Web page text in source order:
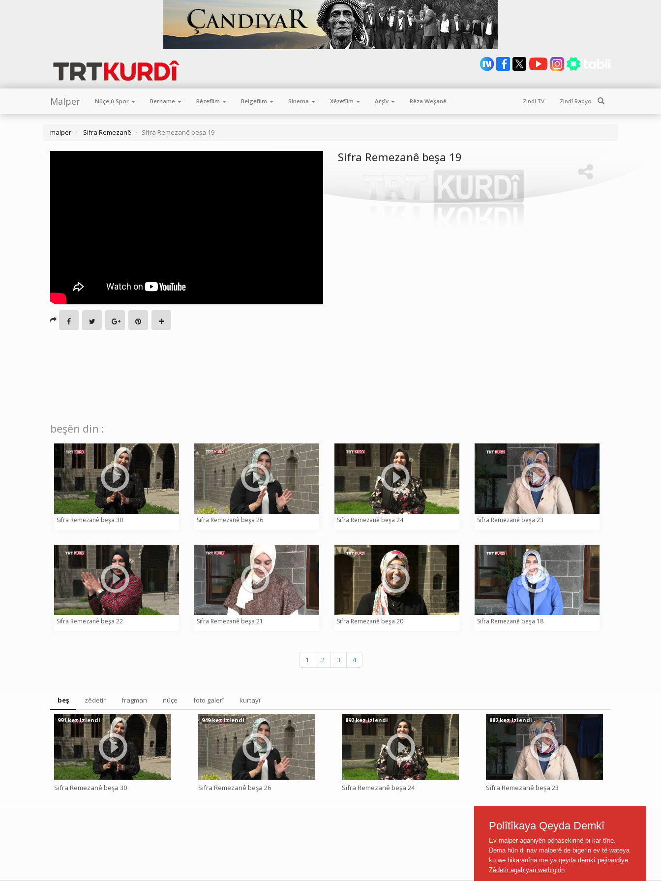
Malper Nûçe û Spor Bername Rêzefîlm Belgefîlm Sînema Xêzefîlm Arşîv Rêza Weşanê Zindî TV Zindî Radyo
malper Sifra Remezanê Sifra Remezanê beşa 19
Sifra Remezanê beşa 19
beşên din :
Sifra Remezanê beşa 30 Sifra Remezanê beşa 26 Sifra Remezanê beşa 24 Sifra Remezanê beşa 23
Sifra Remezanê beşa 22 Sifra Remezanê beşa 21 Sifra Remezanê beşa 20 Sifra Remezanê beşa 18
1 2 3 4
beş zêdetir fragman nûçe foto galerî kurtayî
Sifra Remezanê beşa 30
991 kez izlendi
Sifra Remezanê beşa 26
949 kez izlendi
Sifra Remezanê beşa 24
892 kez izlendi
Sifra Remezanê beşa 23
882 kez izlendi
Polîtîkaya Qeyda Demkî
Ev malper agahiyên pênasekirinê bi kar tîne.
Dema hûn di nav malperê de bigerin ev tê wateya
ku we bikaranîna me ya qeyda demkî pejirandiye.
Zêdetir agahiyan werbigirin